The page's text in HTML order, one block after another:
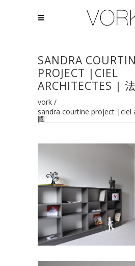
SANDRA
PROJECT |CIEL
ARCHITECTES |
vork /
sandra courtine project |ciel
國